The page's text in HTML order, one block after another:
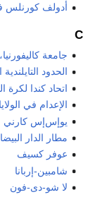
أدولف كورنلس
C
جامعة
الحدود التايلندية
اتحاد كندا لكرة
الإعدام في
يوإس‌إس كارني
مطار الدار
عوفر كسيف
شامبين-إربانا
لا شو-دى-فون